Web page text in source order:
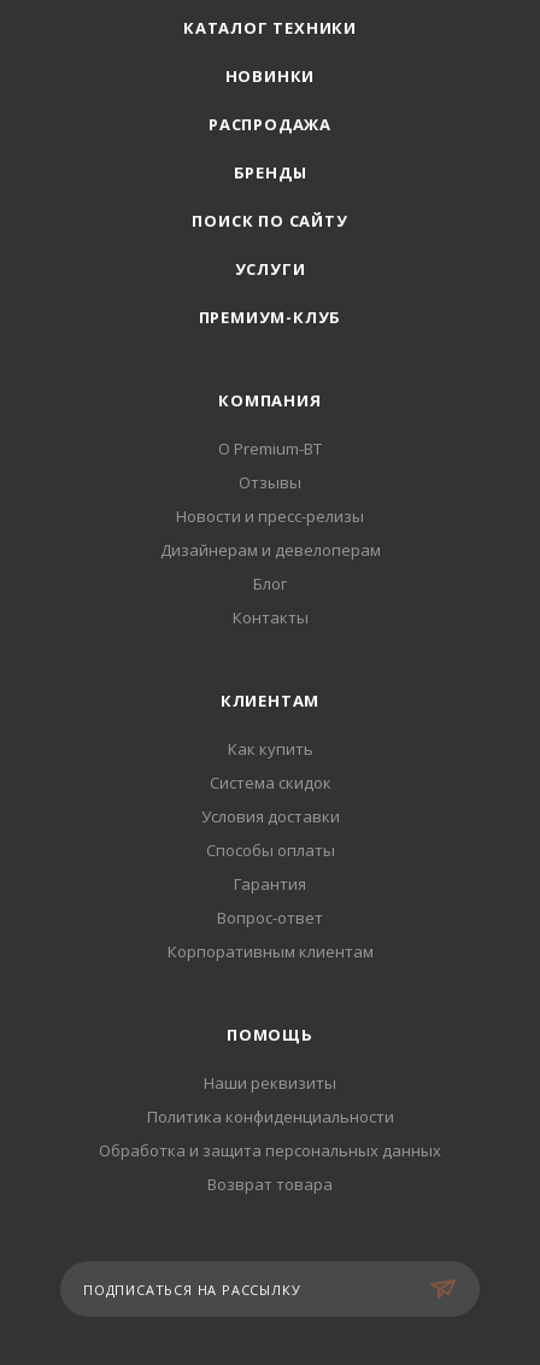
КАТАЛОГ ТЕХНИКИ
НОВИНКИ
РАСПРОДАЖА
БРЕНДЫ
ПОИСК ПО САЙТУ
УСЛУГИ
ПРЕМИУМ-КЛУБ
КОМПАНИЯ
О Premium-BT
Отзывы
Новости и пресс-релизы
Дизайнерам и девелоперам
Блог
Контакты
КЛИЕНТАМ
Как купить
Система скидок
Условия доставки
Способы оплаты
Гарантия
Вопрос-ответ
Корпоративным клиентам
ПОМОЩЬ
Наши реквизиты
Политика конфиденциальности
Обработка и защита персональных данных
Возврат товара
ПОДПИСАТЬСЯ НА РАССЫЛКУ